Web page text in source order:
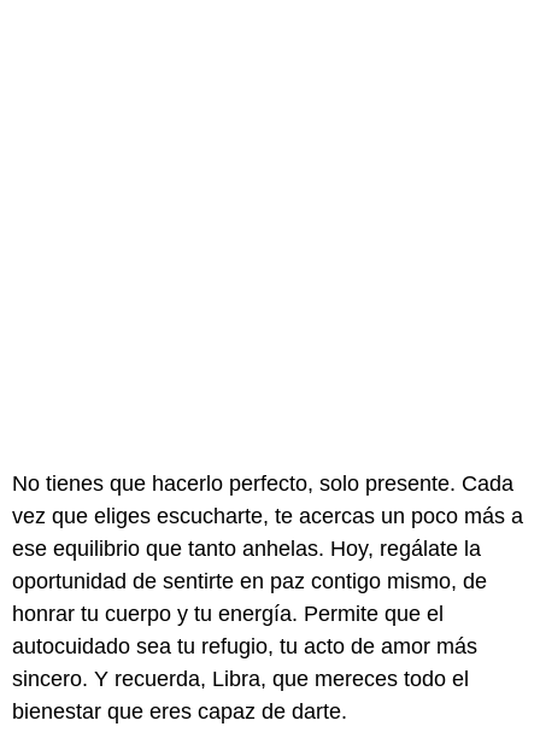
No tienes que hacerlo perfecto, solo presente. Cada
vez que eliges escucharte, te acercas un poco más a
ese equilibrio que tanto anhelas. Hoy, regálate la
oportunidad de sentirte en paz contigo mismo, de
honrar tu cuerpo y tu energía. Permite que el
autocuidado sea tu refugio, tu acto de amor más
sincero. Y recuerda, Libra, que mereces todo el
bienestar que eres capaz de darte.